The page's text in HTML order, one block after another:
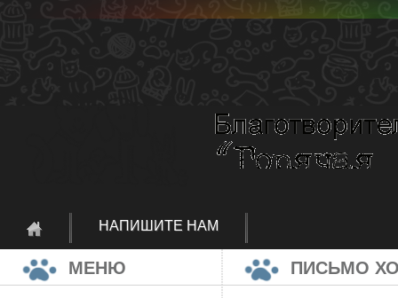
НАПИШИТЕ НАМ
МЕНЮ ПИСЬМО